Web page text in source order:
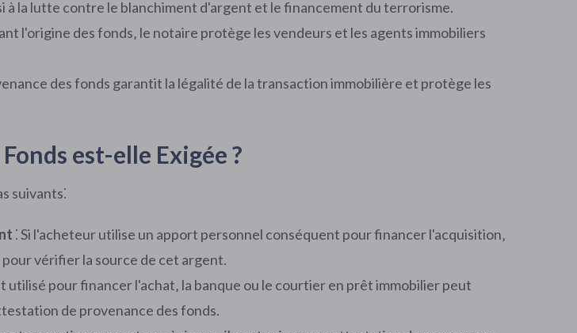
la lutte contre le blanchiment d'argent et le financement du terrorisme.
l'origine des fonds‚ le notaire protège les vendeurs et les agents immobiliers
des fonds garantit la légalité de la transaction immobilière et protège les
est-elle Exigée ?
suivants⁚
⁚ Si l'acheteur utilise un apport personnel conséquent pour financer l'acquisition‚
vérifier la source de cet argent.
utilisé pour financer l'achat‚ la banque ou le courtier en prêt immobilier peut
de provenance des fonds.